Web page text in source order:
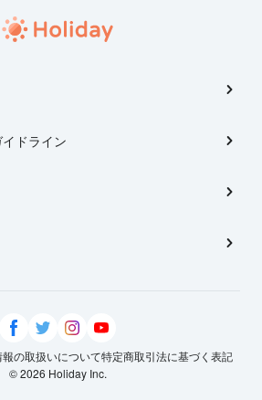
ドライン
の取扱いについて特定商取引法に基づく表記
© 2026 Holiday Inc.